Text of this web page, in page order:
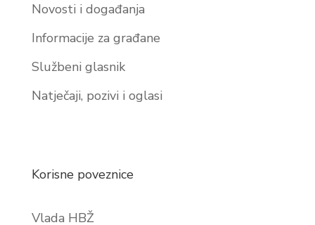
Novosti i događanja
Informacije za građane
Službeni glasnik
Natječaji, pozivi i oglasi
Korisne poveznice
Vlada HBŽ